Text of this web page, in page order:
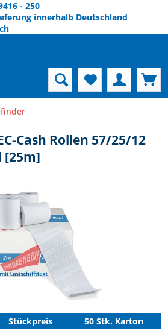
- 250
innerhalb Deutschland
Cash Rollen 57/25/12
[25m]
Stückpreis 50 Stk. Karton